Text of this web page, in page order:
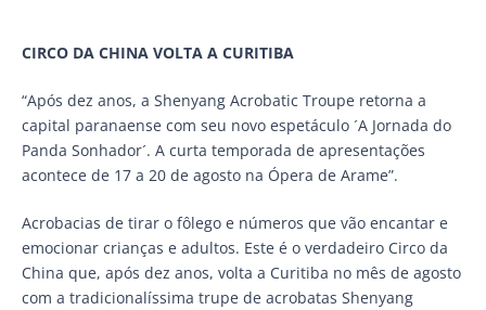
CIRCO DA CHINA VOLTA A CURITIBA
“Após dez anos, a Shenyang Acrobatic Troupe retorna a
capital paranaense com seu novo espetáculo ´A Jornada do
Panda Sonhador´. A curta temporada de apresentações
acontece de 17 a 20 de agosto na Ópera de Arame”.
Acrobacias de tirar o fôlego e números que vão encantar e
emocionar crianças e adultos. Este é o verdadeiro Circo da
China que, após dez anos, volta a Curitiba no mês de agosto
com a tradicionalíssima trupe de acrobatas Shenyang